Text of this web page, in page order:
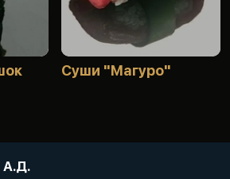
Суши "Магуро"
А.Д.